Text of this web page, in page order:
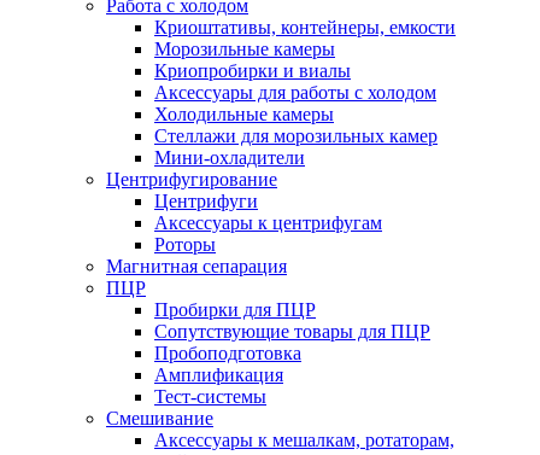
Работа с холодом
Криоштативы, контейнеры, емкости
Морозильные камеры
Криопробирки и виалы
Аксессуары для работы с холодом
Холодильные камеры
Стеллажи для морозильных камер
Мини-охладители
Центрифугирование
Центрифуги
Аксессуары к центрифугам
Роторы
Магнитная сепарация
ПЦР
Пробирки для ПЦР
Сопутствующие товары для ПЦР
Пробоподготовка
Амплификация
Тест-системы
Смешивание
Аксессуары к мешалкам, ротаторам,